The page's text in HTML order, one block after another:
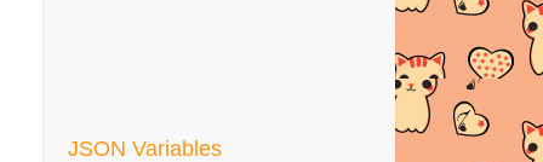
JSON Variables